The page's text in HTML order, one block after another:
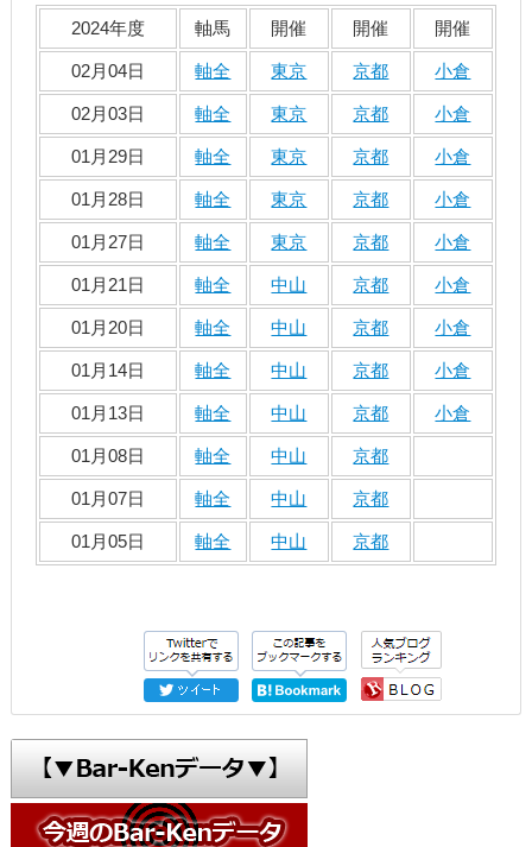
2024年度 軸馬 開催 開催 開催
02月04日 軸全 東京 京都 小倉
02月03日 軸全 東京 京都 小倉
01月29日 軸全 東京 京都 小倉
01月28日 軸全 東京 京都 小倉
01月27日 軸全 東京 京都 小倉
01月21日 軸全 中山 京都 小倉
01月20日 軸全 中山 京都 小倉
01月14日 軸全 中山 京都 小倉
01月13日 軸全 中山 京都 小倉
01月08日 軸全 中山 京都
01月07日 軸全 中山 京都
01月05日 軸全 中山 京都